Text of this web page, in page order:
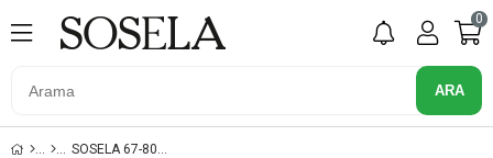
0
SOSELA 67-8062 PETROL